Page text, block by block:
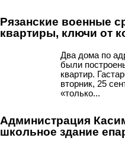
Рязанские военные
квартиры, ключи от
Два дома по
были
квартир.
вторник, 25
«только...
Администрация
школьное здание